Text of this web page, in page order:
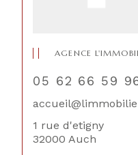
AGENCE
05 62 66 59
1 rue d'etigny
32000 Auch